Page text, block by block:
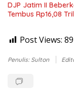
DJP Jatim II
Tembus Rp16,08
Post Views: 89
Penulis: Sulton